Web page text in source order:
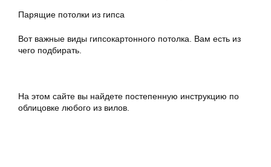
Парящие потолки из гипса
Вот важные виды гипсокартонного потолка. Вам есть из
чего подбирать.
На этом сайте вы найдете постепенную инструкцию по
облицовке любого из вилов.